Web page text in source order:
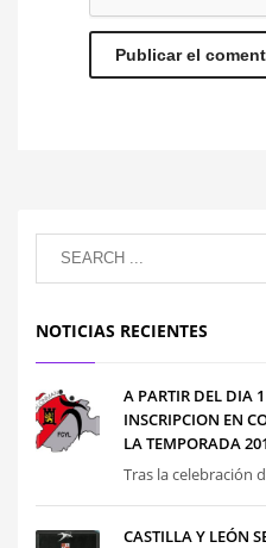
NOTICIAS RECIENTES
A PARTIR DEL DIA
INSCRIPCION EN
LA TEMPORADA
Tras la celebración
CASTILLA Y LEÓN